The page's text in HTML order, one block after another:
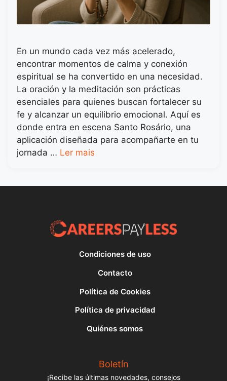
En un mundo cada vez más acelerado,
encontrar momentos de calma y conexión
espiritual se ha convertido en una necesidad.
La oración y la meditación son prácticas
esenciales para quienes buscan fortalecer su
fe y alcanzar un equilibrio emocional. Aquí es
donde entra en escena Santo Rosário, una
aplicación diseñada para acompañarte en tu
jornada … Ler mais
Condiciones de uso
Contacto
Política de Cookies
Política de privacidad
Quiénes somos
Boletín
¡Recibe las últimas novedades, consejos